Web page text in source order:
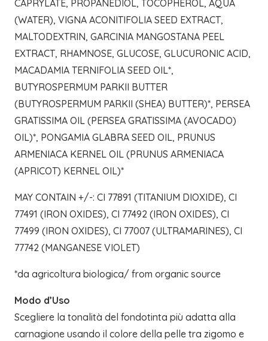
CAPRYLATE, PROPANEDIOL, TOCOPHEROL, AQUA
(WATER), VIGNA ACONITIFOLIA SEED EXTRACT,
MALTODEXTRIN, GARCINIA MANGOSTANA PEEL
EXTRACT, RHAMNOSE, GLUCOSE, GLUCURONIC ACID,
MACADAMIA TERNIFOLIA SEED OIL*,
BUTYROSPERMUM PARKII BUTTER
(BUTYROSPERMUM PARKII (SHEA) BUTTER)*, PERSEA
GRATISSIMA OIL (PERSEA GRATISSIMA (AVOCADO)
OIL)*, PONGAMIA GLABRA SEED OIL, PRUNUS
ARMENIACA KERNEL OIL (PRUNUS ARMENIACA
(APRICOT) KERNEL OIL)*
MAY CONTAIN +/-: CI 77891 (TITANIUM DIOXIDE), CI
77491 (IRON OXIDES), CI 77492 (IRON OXIDES), CI
77499 (IRON OXIDES), CI 77007 (ULTRAMARINES), CI
77742 (MANGANESE VIOLET)
*da agricoltura biologica/ from organic source
Modo d’Uso
Scegliere la tonalità del fondotinta più adatta alla
carnagione usando il colore della pelle tra zigomo e